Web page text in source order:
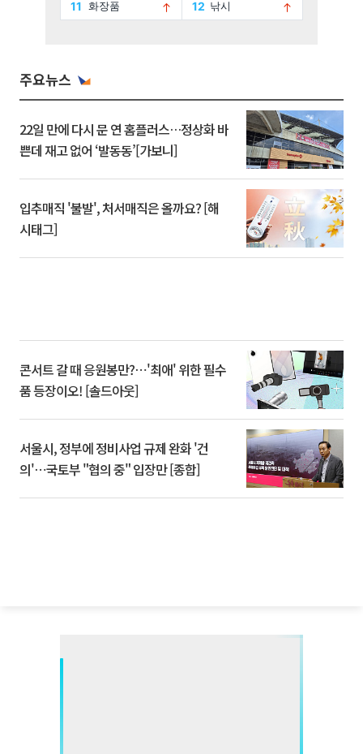
주요뉴스
22일 만에 다시 문 연 홈플러스…정상화 바
쁜데 재고 없어 ‘발동동’[가보니]
입추매직 '불발', 처서매직은 올까요? [해
시태그]
콘서트 갈 때 응원봉만?⋯'최애' 위한 필수
품 등장이오! [솔드아웃]
서울시, 정부에 정비사업 규제 완화 '건
의'⋯국토부 "협의 중" 입장만 [종합]